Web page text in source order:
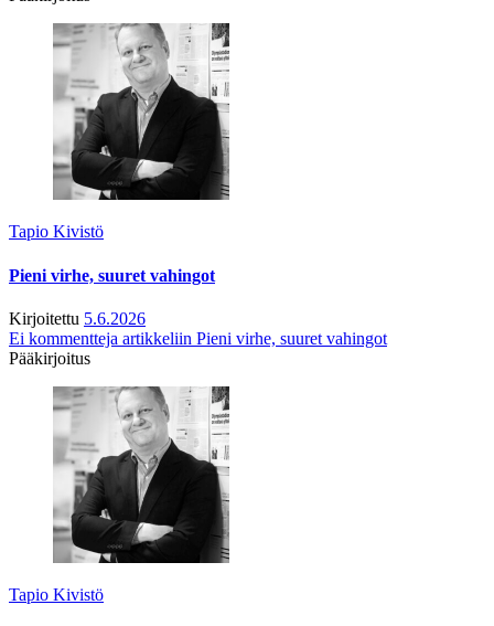
Tapio Kivistö
Pieni virhe, suuret vahingot
Kirjoitettu 5.6.2026
Ei kommentteja artikkeliin Pieni virhe, suuret vahingot
Pääkirjoitus
Tapio Kivistö